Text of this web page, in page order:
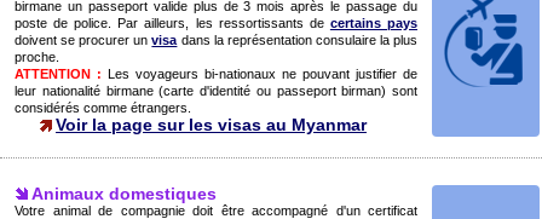
birmane un passeport valide plus de 3 mois après le passage du
poste de police. Par ailleurs, les ressortissants de certains pays
doivent se procurer unvisa dans la représentation consulaire la plus
proche.
ATTENTION : Les voyageurs bi-nationaux ne pouvant justifier de
leur nationalité birmane (carte d'identité ou passeport birman) sont
considérés comme étrangers.
Voir la page sur les visas au Myanmar
Animaux domestiques
Votre animal de compagnie doit être accompagné d'un certificat